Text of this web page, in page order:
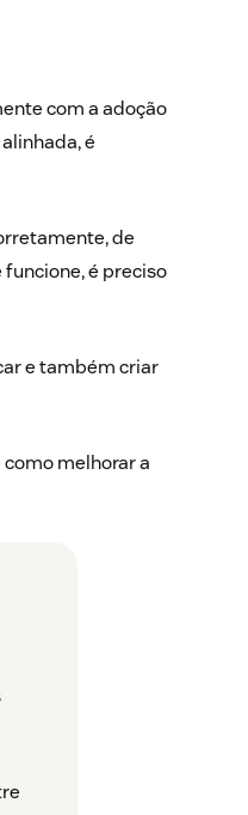
com a adoção
é
de
é preciso
e também criar
melhorar a